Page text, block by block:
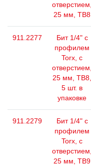
отверстием,
25 мм, ТВ8
911.2277
Бит 1/4" с
профилем
Torx, с
отверстием,
25 мм, ТВ8,
5 шт. в
упаковке
911.2279
Бит 1/4" с
профилем
Torx, с
отверстием,
25 мм, ТВ9